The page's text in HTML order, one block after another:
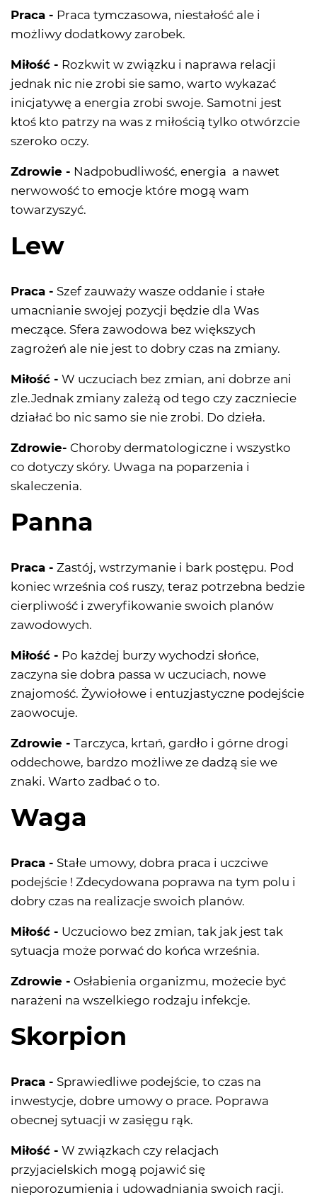
Praca - Praca tymczasowa, niestałość ale i
możliwy dodatkowy zarobek.
Miłość - Rozkwit w związku i naprawa relacji
jednak nic nie zrobi sie samo, warto wykazać
inicjatywę a energia zrobi swoje. Samotni jest
ktoś kto patrzy na was z miłością tylko otwórzcie
szeroko oczy.
Zdrowie - Nadpobudliwość, energia a nawet
nerwowość to emocje które mogą wam
towarzyszyć.
Lew
Praca - Szef zauważy wasze oddanie i stałe
umacnianie swojej pozycji będzie dla Was
meczące. Sfera zawodowa bez większych
zagrożeń ale nie jest to dobry czas na zmiany.
Miłość - W uczuciach bez zmian, ani dobrze ani
zle.Jednak zmiany zależą od tego czy zaczniecie
działać bo nic samo sie nie zrobi. Do dzieła.
Zdrowie- Choroby dermatologiczne i wszystko
co dotyczy skóry. Uwaga na poparzenia i
skaleczenia.
Panna
Praca - Zastój, wstrzymanie i bark postępu. Pod
koniec września coś ruszy, teraz potrzebna bedzie
cierpliwość i zweryfikowanie swoich planów
zawodowych.
Miłość - Po każdej burzy wychodzi słońce,
zaczyna sie dobra passa w uczuciach, nowe
znajomość. Żywiołowe i entuzjastyczne podejście
zaowocuje.
Zdrowie - Tarczyca, krtań, gardło i górne drogi
oddechowe, bardzo możliwe ze dadzą sie we
znaki. Warto zadbać o to.
Waga
Praca - Stałe umowy, dobra praca i uczciwe
podejście ! Zdecydowana poprawa na tym polu i
dobry czas na realizacje swoich planów.
Miłość - Uczuciowo bez zmian, tak jak jest tak
sytuacja może porwać do końca września.
Zdrowie - Osłabienia organizmu, możecie być
narażeni na wszelkiego rodzaju infekcje.
Skorpion
Praca - Sprawiedliwe podejście, to czas na
inwestycje, dobre umowy o prace. Poprawa
obecnej sytuacji w zasięgu rąk.
Miłość - W związkach czy relacjach
przyjacielskich mogą pojawić się
nieporozumienia i udowadniania swoich racji.